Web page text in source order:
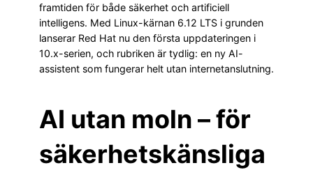
framtiden för både säkerhet och artificiell
intelligens. Med Linux-kärnan 6.12 LTS i grunden
lanserar Red Hat nu den första uppdateringen i
10.x-serien, och rubriken är tydlig: en ny AI-
assistent som fungerar helt utan internetanslutning.
AI utan moln – för
säkerhetskänsliga